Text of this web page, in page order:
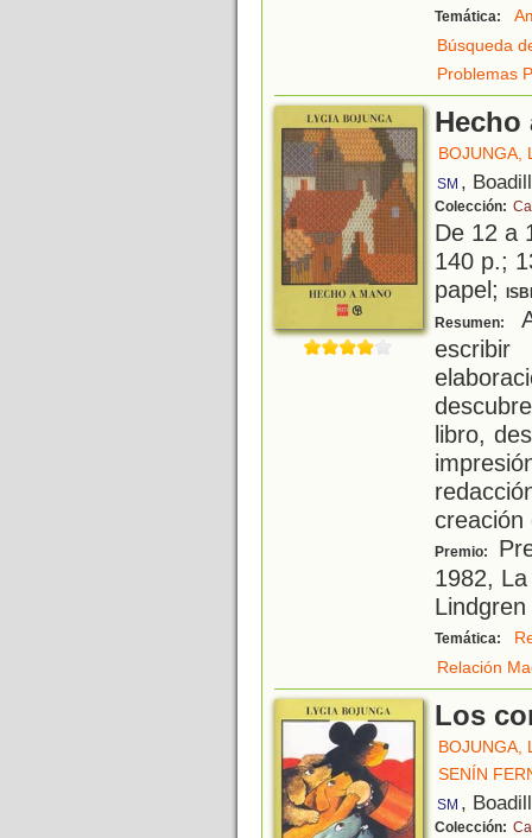
Temática:
Búsqueda
Problemas
Hecho
BOJUNGA,
SM ,
Colección:
De 12 a
140 p.;
papel;
Resumen:
libro,
creación
Premio:
1982,
Temática:
Relación
Los
BOJUNGA,
SENÍN
SM ,
Colección: